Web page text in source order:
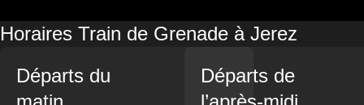
Horaires Train de Grenade à Jerez
Départs du
Départs de